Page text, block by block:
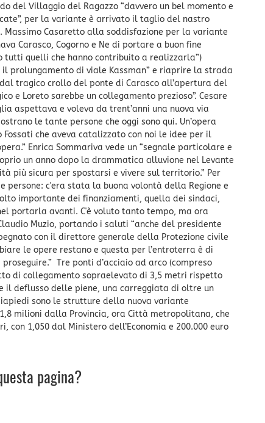
del Villaggio del Ragazzo “davvero un bel momento e
per la variante è arrivato il taglio del nastro
Casaretto alla soddisfazione per la variante
Carasco, Cogorno e Ne di portare a buon fine
quelli che hanno contribuito a realizzarla”)
prolungamento di viale Kassman” e riaprire la strada
tragico crollo del ponte di Carasco all’apertura del
e Loreto sarebbe un collegamento prezioso”. Cesare
aspettava e voleva da trent’anni una nuova via
le tante persone che oggi sono qui. Un’opera
che aveva catalizzato con noi le idee per il
Enrica Sommariva vede un “segnale particolare e
un anno dopo la drammatica alluvione nel Levante
più sicura per spostarsi e vivere sul territorio.” Per
c'era stata la buona volontà della Regione e
importante dei finanziamenti, quella dei sindaci,
portarla avanti. C'è voluto tanto tempo, ma ora
Muzio, portando i saluti “anche del presidente
con il direttore generale della Protezione civile
le opere restano e questa per l’entroterra è di
Tre ponti d’acciaio ad arco (compreso
di collegamento sopraelevato di 3,5 metri rispetto
il deflusso delle piene, una carreggiata di oltre un
sono le strutture della nuova variante
milioni dalla Provincia, ora Città metropolitana, che
1,050 dal Ministero dell’Economia e 200.000 euro
pagina?